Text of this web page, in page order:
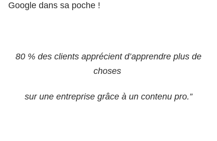
Google dans sa poche !
80 % des clients apprécient d’apprendre plus de
choses
sur une entreprise grâce à un contenu pro.”